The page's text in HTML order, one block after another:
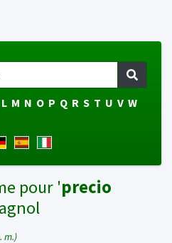
L M N O P Q R S T U V W
pour 'precio
m.)